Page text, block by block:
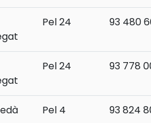
Pel 24 93 480
Pel 24 93 778
Pel 4 93 824